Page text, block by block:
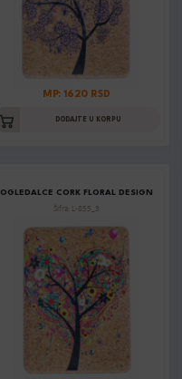
MP: 1620 RSD
DODAJTE U KORPU
OGLEDALCE CORK FLORAL DESIGN
Šifra: L-855_3